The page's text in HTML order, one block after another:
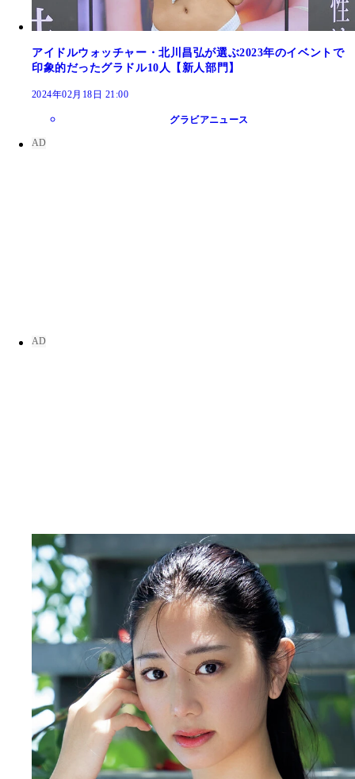
アイドルウォッチャー・北川昌弘が選ぶ2023年のイベントで
印象的だったグラドル10人【新人部門】
2024年02月18日 21:00
グラビアニュース